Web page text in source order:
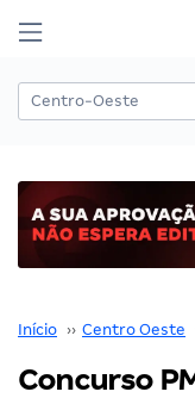
Início ›› Centro Oeste
Concurso